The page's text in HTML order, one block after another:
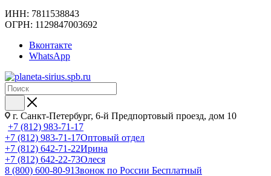
ИНН: 7811538843
ОГРН: 1129847003692
Вконтакте
WhatsApp
г. Санкт-Петербург, 6-й Предпортовый проезд, дом 10
+7 (812) 983-71-17
+7 (812) 983-71-17Оптовый отдел
+7 (812) 642-71-22Ирина
+7 (812) 642-22-73Олеся
8 (800) 600-80-91Звонок по России Бесплатный